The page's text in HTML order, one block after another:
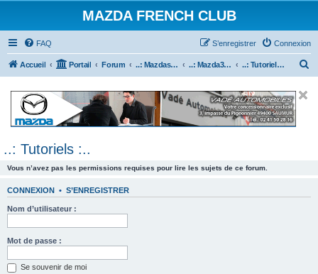
MAZDA FRENCH CLUB
FAQ Connexion
S’enregistrer
Accueil Portail Forum ..: Mazdaspeed & MPS :.. ..: Mazda3 MPS & Mazdaspeed 3 :.. ..: Tutoriels :..
e
..: Tutoriels :..
Vous n’avez pas les permissions requises pour lire les sujets de ce forum.
CONNEXION • S’ENREGISTRER
Nom d’utilisateur :
Mot de passe :
Se souvenir de moi